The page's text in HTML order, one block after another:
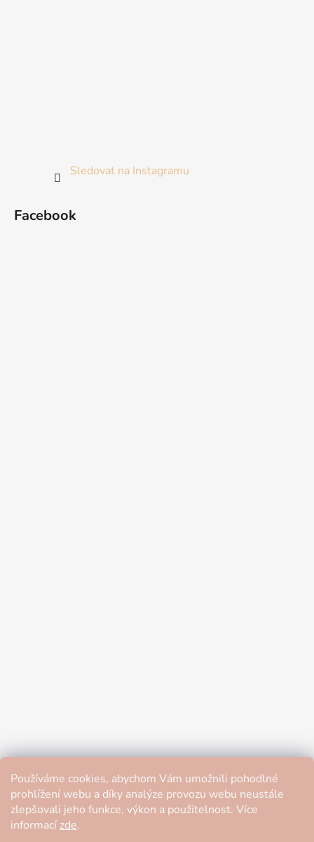
Používáme cookies, abychom Vám umožnili pohodlné
prohlížení webu a díky analýze provozu webu neustále
zlepšovali jeho funkce, výkon a použitelnost. Více
informací zde.
Sledovat na Instagramu
Facebook